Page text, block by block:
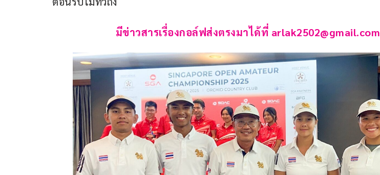
มีข่าวสารเรื่องกอล์ฟส่งตรงมาได้ที่ arlak2502@gmail.com